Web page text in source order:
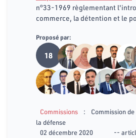
n°33-1969 règlementant
commerce, la détention et le
Proposé par:
18
Commissions :
Commission
la défense
02 décembre 2020
--